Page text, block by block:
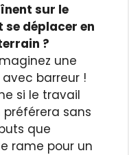
sur le
déplacer en
?
une
barreur !
si le travail
préférera sans
que
rame pour un